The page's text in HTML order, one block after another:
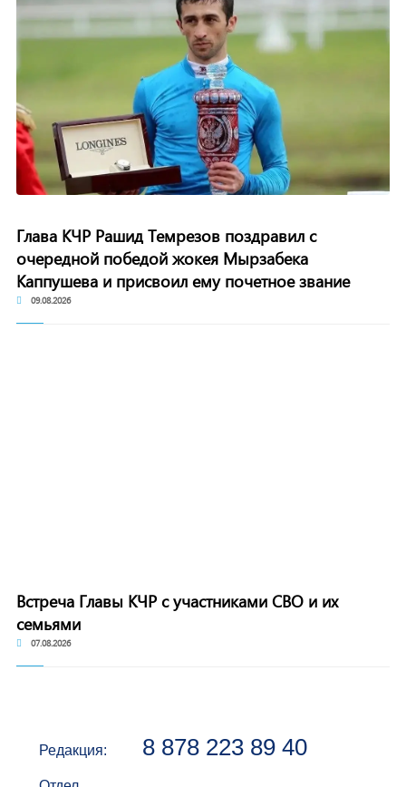
Глава КЧР Рашид Темрезов поздравил с
очередной победой жокея Мырзабека
Каппушева и присвоил ему почетное звание
09.08.2026
Встреча Главы КЧР с участниками СВО и их
семьями
07.08.2026
Редакция: 8 878 223 89 40